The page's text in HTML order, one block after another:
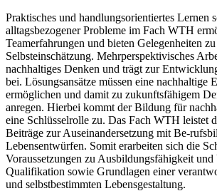
Praktisches und handlungsorientiertes Lernen
alltagsbezogener Probleme im Fach WTH
Teamerfahrungen und bieten Gelegenheiten
Selbsteinschätzung. Mehrperspektivisches
nachhaltiges Denken und trägt zur
bei. Lösungsansätze müssen eine nachhaltige
ermöglichen und damit zu zukunftsfähigem
anregen. Hierbei kommt der Bildung für
eine Schlüsselrolle zu. Das Fach WTH leistet
Beiträge zur Auseinandersetzung mit Be-
Lebensentwürfen. Somit erarbeiten sich die
Voraussetzungen zu Ausbildungsfähigkeit
Qualifikation sowie Grundlagen einer
und selbstbestimmten Lebensgestaltung.